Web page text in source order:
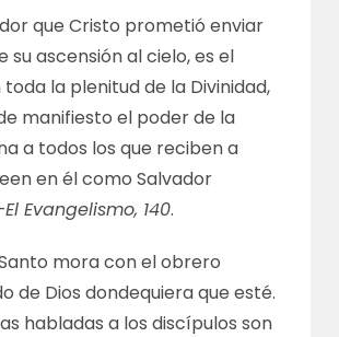
que Cristo prometió enviar
su ascensión al cielo, es el
toda la plenitud de la Divinidad,
manifiesto el poder de la
a todos los que reciben a
en él como Salvador
El Evangelismo, 140.
mora con el obrero
de Dios dondequiera que esté.
habladas a los discípulos son